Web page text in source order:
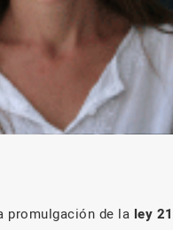
promulgación de la ley